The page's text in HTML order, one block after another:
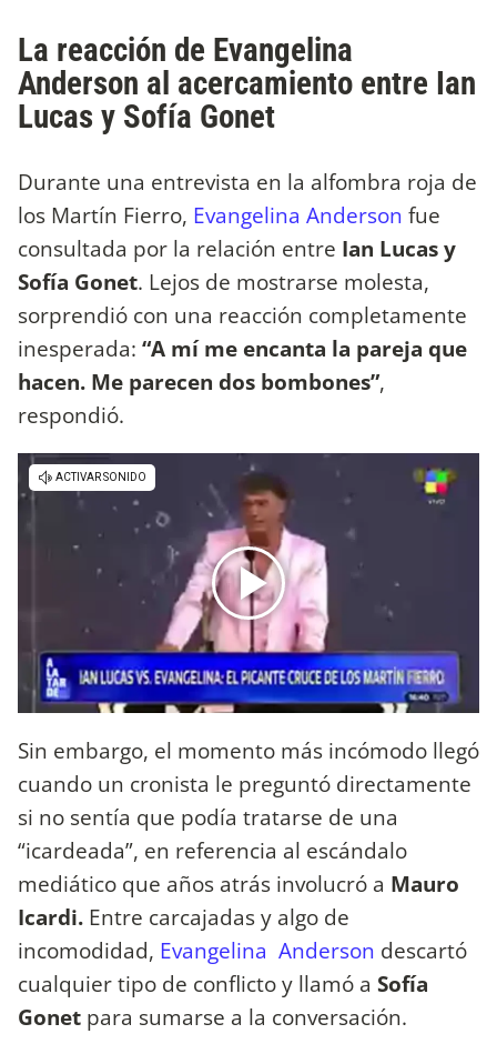
La reacción de Evangelina
Anderson al acercamiento entre Ian
Lucas y Sofía Gonet
Durante una entrevista en la alfombra roja de
los Martín Fierro, Evangelina Anderson fue
consultada por la relación entre Ian Lucas y
Sofía Gonet. Lejos de mostrarse molesta,
sorprendió con una reacción completamente
inesperada: “A mí me encanta la pareja que
hacen. Me parecen dos bombones”,
respondió.
Sin embargo, el momento más incómodo llegó
cuando un cronista le preguntó directamente
si no sentía que podía tratarse de una
“icardeada”, en referencia al escándalo
mediático que años atrás involucró a Mauro
Icardi. Entre carcajadas y algo de
incomodidad, Evangelina Anderson descartó
cualquier tipo de conflicto y llamó a Sofía
Gonet para sumarse a la conversación.